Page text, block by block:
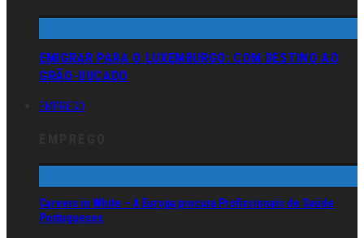
EMIGRAR PARA O LUXEMBURGO: COM DESTINO AO
GRÃO-DUCADO
EMPREGO
Careers in White – A Europa procura Profissionais de Saúde
Portugueses